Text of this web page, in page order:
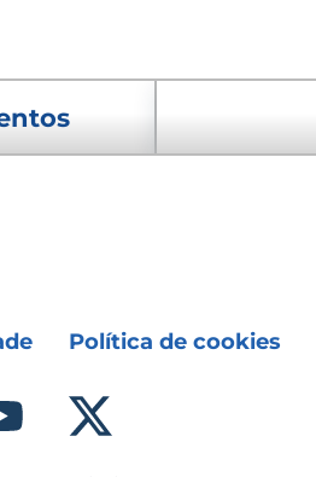
Política de cookies